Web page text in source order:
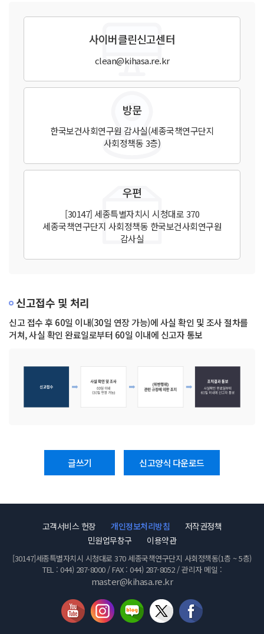
사이버클린신고센터
clean@kihasa.re.kr
방문
한국보건사회연구원 감사실(세종국책연구단지
사회정책동 3층)
우편
[30147] 세종특별자치시 시청대로 370
세종국책연구단지 사회정책동 한국보건사회연구원
감사실
신고접수 및 처리
신고 접수 후 60일 이내(30일 연장 가능)에 사실 확인 및 조사 절차를
거쳐, 사실 확인 완료일로부터 60일 이내에 신고자 통보
글쓰기 신고양식 다운로드
고객서비스 헌장 개인정보처리방침
저작권정책
민원업무창구
이용약관
[30147]세종특별자치시 시청대로 370 세종국책연구단지 사회정책동(1층 ~ 5층)
TEL : 044) 287-8000 / FAX : 044) 287-8052 / 관리자 메일 :
master@kihasa.re.kr